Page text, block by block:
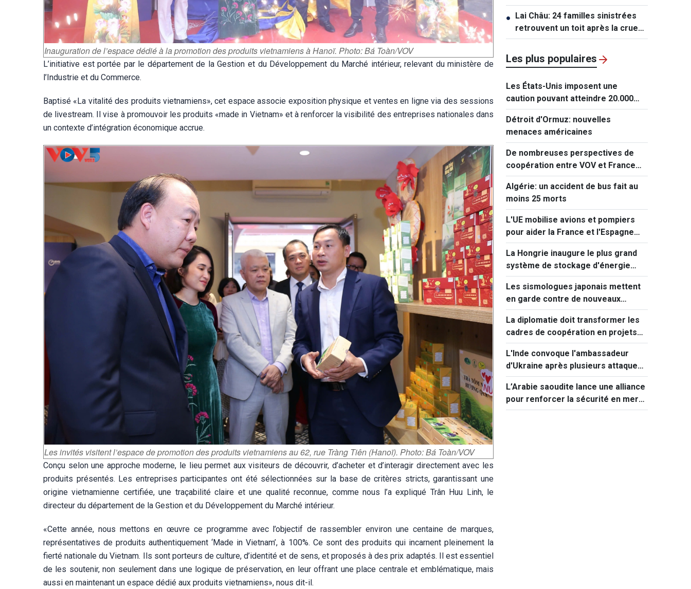
Inauguration de l’espace dédié à la promotion des produits vietnamiens à Hanoï. Photo: Bá Toàn/VOV
L’initiative est portée par le département de la Gestion et du Développement du Marché intérieur, relevant du ministère de
l’Industrie et du Commerce.
Baptisé «La vitalité des produits vietnamiens», cet espace associe exposition physique et ventes en ligne via des sessions
de livestream. Il vise à promouvoir les produits «made in Vietnam» et à renforcer la visibilité des entreprises nationales dans
un contexte d’intégration économique accrue.
Les invités visitent l’espace de promotion des produits vietnamiens au 62, rue Tràng Tiên (Hanoï). Photo: Bá Toàn/VOV
Conçu selon une approche moderne, le lieu permet aux visiteurs de découvrir, d’acheter et d’interagir directement avec les
produits présentés. Les entreprises participantes ont été sélectionnées sur la base de critères stricts, garantissant une
origine vietnamienne certifiée, une traçabilité claire et une qualité reconnue, comme nous l’a expliqué Trân Huu Linh, le
directeur du département de la Gestion et du Développement du Marché intérieur.
«Cette année, nous mettons en œuvre ce programme avec l’objectif de rassembler environ une centaine de marques,
représentatives de produits authentiquement ‘Made in Vietnam’, à 100%. Ce sont des produits qui incarnent pleinement la
fierté nationale du Vietnam. Ils sont porteurs de culture, d’identité et de sens, et proposés à des prix adaptés. Il est essentiel
de les soutenir, non seulement dans une logique de préservation, en leur offrant une place centrale et emblématique, mais
aussi en maintenant un espace dédié aux produits vietnamiens», nous dit-il.
l’indigo
● Lai Châu: 24 familles sinistrées
retrouvent un toit après la crue
de Muong Than
Les plus populaires
Les États-Unis imposent une
caution pouvant atteindre 20.000
dollars pour les demandes de visa
de ressortissants de 50 pays
Détroit d'Ormuz: nouvelles
menaces américaines
De nombreuses perspectives de
coopération entre VOV et France
Médias Monde
Algérie: un accident de bus fait au
moins 25 morts
L'UE mobilise avions et pompiers
pour aider la France et l'Espagne
face aux incendies
La Hongrie inaugure le plus grand
système de stockage d'énergie
d'Europe centrale
Les sismologues japonais mettent
en garde contre de nouveaux
séismes majeurs après celui de
Kumamoto
La diplomatie doit transformer les
cadres de coopération en projets
concrets
L'Inde convoque l'ambassadeur
d'Ukraine après plusieurs attaques
visant des navires marchands en
mer Noire.
L’Arabie saoudite lance une alliance
pour renforcer la sécurité en mer
Rouge